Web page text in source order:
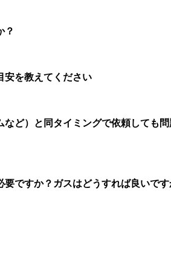
？
安を教えてください
ど）と同タイミングで依頼しても
ですか？ガスはどうすれば良いで